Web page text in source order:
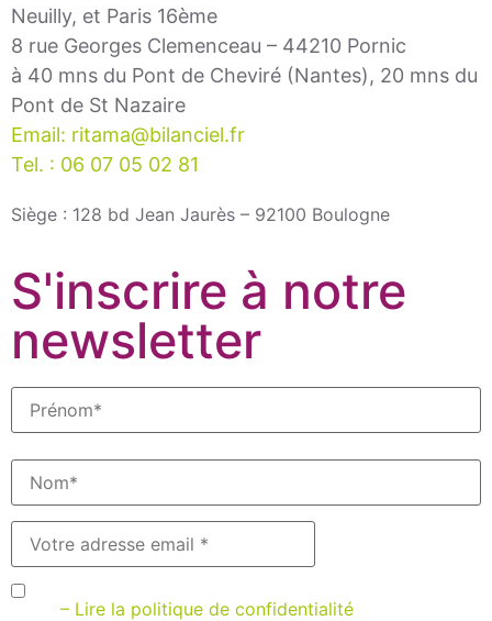
Neuilly, et Paris 16ème
8 rue Georges Clemenceau – 44210 Pornic
à 40 mns du Pont de Cheviré (Nantes), 20 mns du
Pont de St Nazaire
Email: ritama@bilanciel.fr
Tel. : 06 07 05 02 81
Siège : 128 bd Jean Jaurès – 92100 Boulogne
S'inscrire à notre
newsletter
– Lire la politique de confidentialité